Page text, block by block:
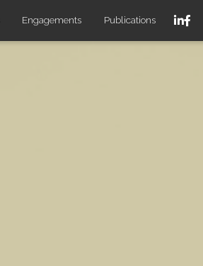
Engagements Publications